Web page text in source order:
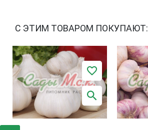
С ЭТИМ ТОВАРОМ ПОКУПАЮТ: